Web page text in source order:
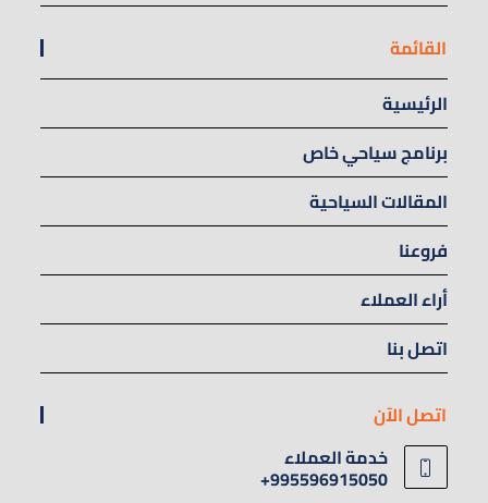
القائمة
الرئيسية
برنامج سياحي خاص
المقالات السياحية
فروعنا
أراء العملاء
اتصل بنا
اتصل الآن
خدمة العملاء
995596915050+